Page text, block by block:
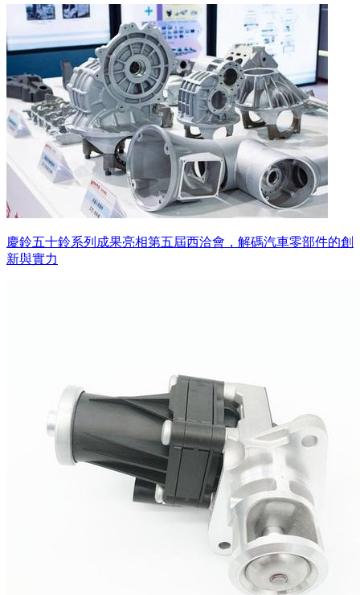
慶鈴五十鈴系列成果亮相第五屆西洽會，解碼汽車零部件的創
新與實力